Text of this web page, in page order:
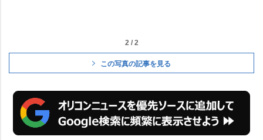
2 / 2
この写真の記事を見る